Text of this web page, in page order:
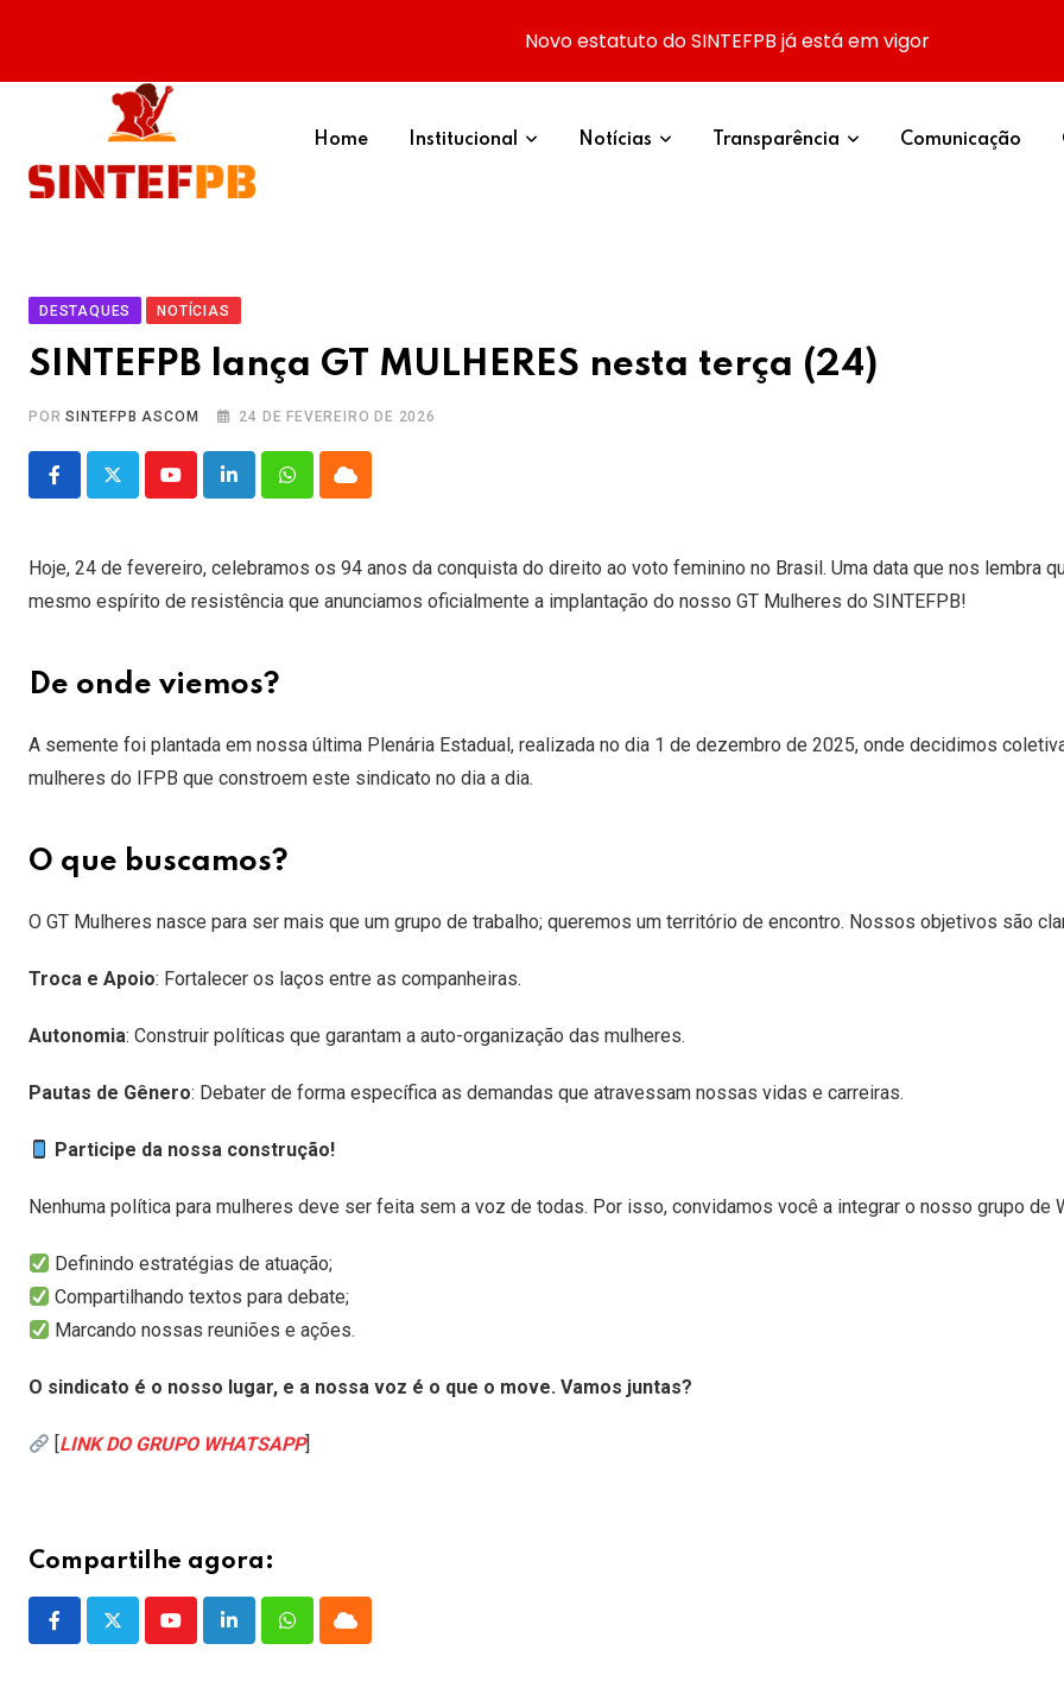
content
Home Institucional Notícias Transparência Comunicação
DESTAQUES NOTÍCIAS
SINTEFPB lança GT MULHERES nesta terça (24)
PORSINTEFPB ASCOM 24 DE FEVEREIRO DE 2026
YoutubeLinkedInWhatsappCloud
Hoje, 24 de fevereiro, celebramos os 94 anos da conquista do direito ao voto feminino no Brasil. Uma data que nos lembra
mesmo espírito de resistência que anunciamos oficialmente a implantação do nosso GT Mulheres do SINTEFPB!
De onde viemos?
A semente foi plantada em nossa última Plenária Estadual, realizada no dia 1 de dezembro de 2025, onde decidimos
mulheres do IFPB que constroem este sindicato no dia a dia.
O que buscamos?
O GT Mulheres nasce para ser mais que um grupo de trabalho; queremos um território de encontro. Nossos objetivos são
Troca e Apoio: Fortalecer os laços entre as companheiras.
Autonomia: Construir políticas que garantam a auto-organização das mulheres.
Pautas de Gênero: Debater de forma específica as demandas que atravessam nossas vidas e carreiras.
Participe da nossa construção!
Nenhuma política para mulheres deve ser feita sem a voz de todas. Por isso, convidamos você a integrar o nosso grupo de
Definindo estratégias de atuação;
Compartilhando textos para debate;
Marcando nossas reuniões e ações.
O sindicato é o nosso lugar, e a nossa voz é o que o move. Vamos juntas?
LINK DO GRUPO WHATSAPP]
Compartilhe agora:
YoutubeLinkedInWhatsappCloud
Novo estatuto do SINTEFPB já está em vigor